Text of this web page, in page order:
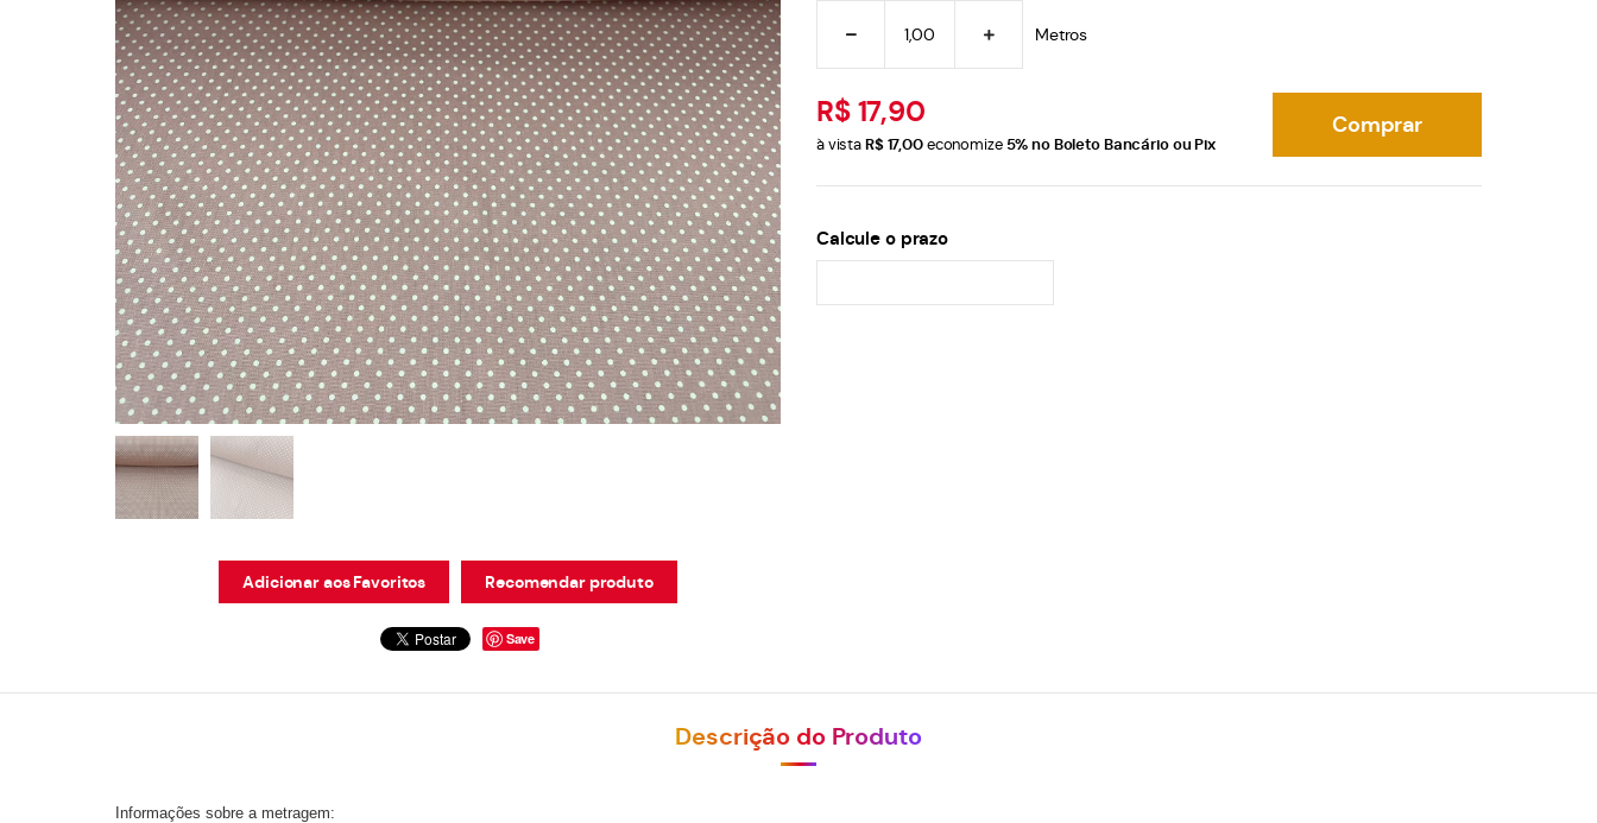
Adicionar aos Favoritos Recomendar produto
Save
Metros
R$ 17,90
à vistaR$ 17,00economize 5%no Boleto Bancário ou Pix
Comprar
Calcule o prazo
Descrição do Produto
Informações sobre a metragem: